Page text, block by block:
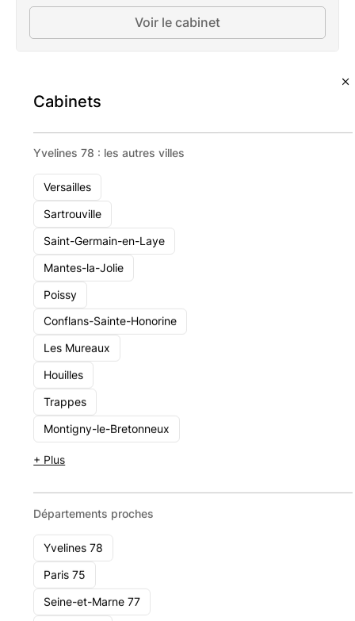
Cabinets
Yvelines 78 : les autres villes
Versailles
Sartrouville
Saint-Germain-en-Laye
Mantes-la-Jolie
Poissy
Conflans-Sainte-Honorine
Les Mureaux
Houilles
Trappes
Montigny-le-Bretonneux
+ Plus
Départements proches
Yvelines 78
Paris 75
Seine-et-Marne 77
Voir le cabinet
SW Patrimoine
12 rue La Boétie 75008 Paris
1 - 10
Voir le cabinet